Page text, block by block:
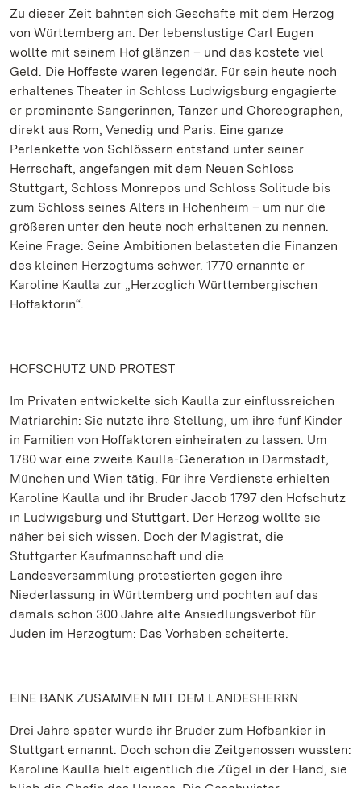
Zu dieser Zeit bahnten sich Geschäfte mit dem Herzog
von Württemberg an. Der lebenslustige Carl Eugen
wollte mit seinem Hof glänzen – und das kostete viel
Geld. Die Hoffeste waren legendär. Für sein heute noch
erhaltenes Theater in Schloss Ludwigsburg engagierte
er prominente Sängerinnen, Tänzer und Choreographen,
direkt aus Rom, Venedig und Paris. Eine ganze
Perlenkette von Schlössern entstand unter seiner
Herrschaft, angefangen mit dem Neuen Schloss
Stuttgart, Schloss Monrepos und Schloss Solitude bis
zum Schloss seines Alters in Hohenheim – um nur die
größeren unter den heute noch erhaltenen zu nennen.
Keine Frage: Seine Ambitionen belasteten die Finanzen
des kleinen Herzogtums schwer. 1770 ernannte er
Karoline Kaulla zur „Herzoglich Württembergischen
Hoffaktorin“.
HOFSCHUTZ UND PROTEST
Im Privaten entwickelte sich Kaulla zur einflussreichen
Matriarchin: Sie nutzte ihre Stellung, um ihre fünf Kinder
in Familien von Hoffaktoren einheiraten zu lassen. Um
1780 war eine zweite Kaulla-Generation in Darmstadt,
München und Wien tätig. Für ihre Verdienste erhielten
Karoline Kaulla und ihr Bruder Jacob 1797 den Hofschutz
in Ludwigsburg und Stuttgart. Der Herzog wollte sie
näher bei sich wissen. Doch der Magistrat, die
Stuttgarter Kaufmannschaft und die
Landesversammlung protestierten gegen ihre
Niederlassung in Württemberg und pochten auf das
damals schon 300 Jahre alte Ansiedlungsverbot für
Juden im Herzogtum: Das Vorhaben scheiterte.
EINE BANK ZUSAMMEN MIT DEM LANDESHERRN
Drei Jahre später wurde ihr Bruder zum Hofbankier in
Stuttgart ernannt. Doch schon die Zeitgenossen wussten:
Karoline Kaulla hielt eigentlich die Zügel in der Hand, sie